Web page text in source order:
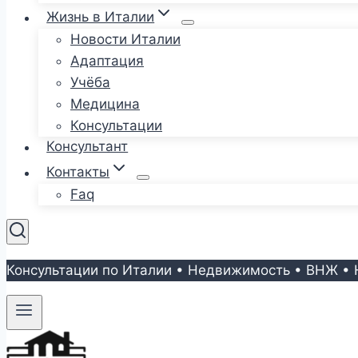
Жизнь в Италии
Новости Италии
Адаптация
Учёба
Медицина
Консультации
Консультант
Контакты
Faq
Консультации по Италии • Недвижимость • ВНЖ •